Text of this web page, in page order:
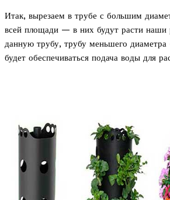
Итак, вырезаем в трубе с большим
всей площади — в них будут расти наши
данную трубу, трубу меньшего
будет обеспечиваться подача воды для